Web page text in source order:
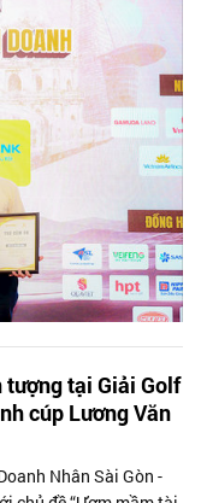
tại Giải Golf
cúp Lương Văn
Nhân Sài Gòn -